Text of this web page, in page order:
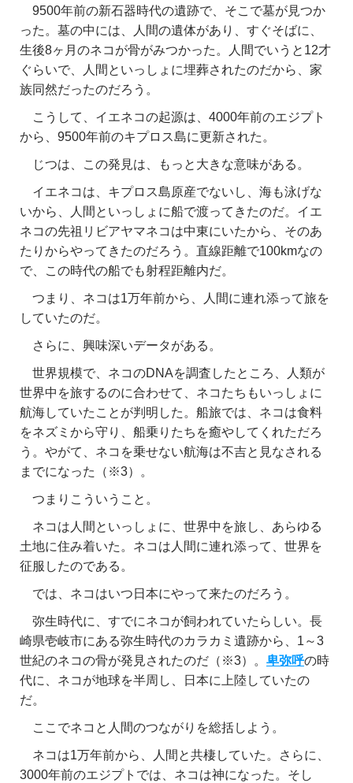
9500年前の新石器時代の遺跡で、そこで墓が見つか
った。墓の中には、人間の遺体があり、すぐそばに、
生後8ヶ月のネコが骨がみつかった。人間でいうと12才
ぐらいで、人間といっしょに埋葬されたのだから、家
族同然だったのだろう。
こうして、イエネコの起源は、4000年前のエジプト
から、9500年前のキプロス島に更新された。
じつは、この発見は、もっと大きな意味がある。
イエネコは、キプロス島原産でないし、海も泳げな
いから、人間といっしょに船で渡ってきたのだ。イエ
ネコの先祖リビアヤマネコは中東にいたから、そのあ
たりからやってきたのだろう。直線距離で100kmなの
で、この時代の船でも射程距離内だ。
つまり、ネコは1万年前から、人間に連れ添って旅を
していたのだ。
さらに、興味深いデータがある。
世界規模で、ネコのDNAを調査したところ、人類が
世界中を旅するのに合わせて、ネコたちもいっしょに
航海していたことが判明した。船旅では、ネコは食料
をネズミから守り、船乗りたちを癒やしてくれただろ
う。やがて、ネコを乗せない航海は不吉と見なされる
までになった（※3）。
つまりこういうこと。
ネコは人間といっしょに、世界中を旅し、あらゆる
土地に住み着いた。ネコは人間に連れ添って、世界を
征服したのである。
では、ネコはいつ日本にやって来たのだろう。
弥生時代に、すでにネコが飼われていたらしい。長
崎県壱岐市にある弥生時代のカラカミ遺跡から、1～3
世紀のネコの骨が発見されたのだ（※3）。 卑弥呼の時
代に、ネコが地球を半周し、日本に上陸していたの
だ。
ここでネコと人間のつながりを総括しよう。
ネコは1万年前から、人間と共棲していた。さらに、
3000年前のエジプトでは、ネコは神になった。そし